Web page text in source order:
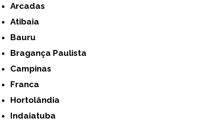
Arcadas
Atibaia
Bauru
Bragança Paulista
Campinas
Franca
Hortolândia
Indaiatuba